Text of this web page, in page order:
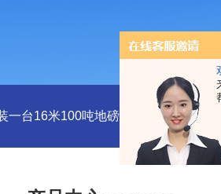
一台16米100吨地磅多少钱？ SCS-